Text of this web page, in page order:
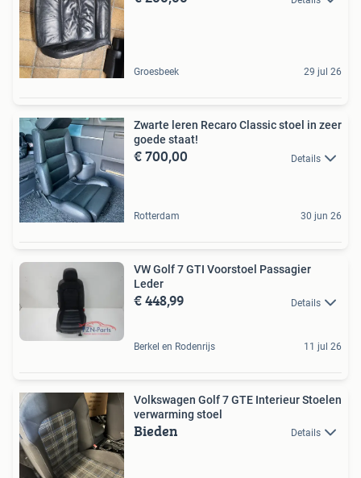
Groesbeek 29 jul 26
Zwarte leren Recaro Classic stoel in zeer
goede staat!
€ 700,00 Details
Rotterdam 30 jun 26
VW Golf 7 GTI Voorstoel Passagier
Leder
€ 448,99 Details
Berkel en Rodenrijs 11 jul 26
Volkswagen Golf 7 GTE Interieur Stoelen
verwarming stoel
Bieden Details